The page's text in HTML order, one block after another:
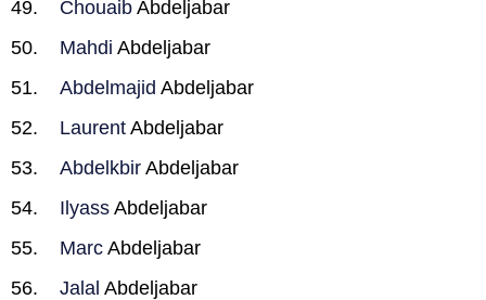
Chouaib Abdeljabar
Mahdi Abdeljabar
Abdelmajid Abdeljabar
Laurent Abdeljabar
Abdelkbir Abdeljabar
Ilyass Abdeljabar
Marc Abdeljabar
Jalal Abdeljabar